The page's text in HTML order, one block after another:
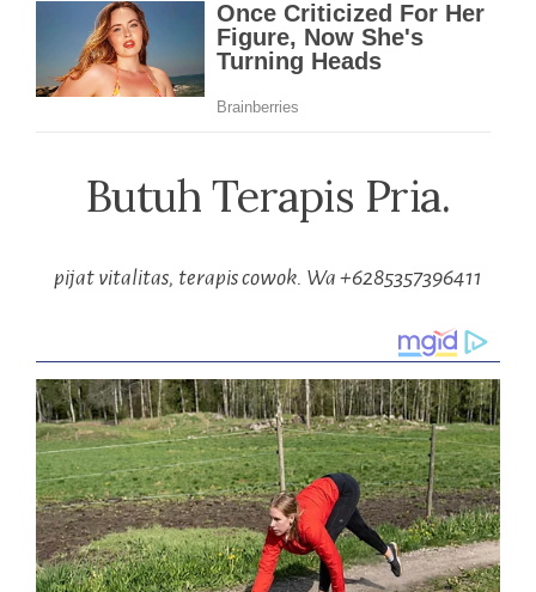
Butuh Terapis Pria.
pijat vitalitas, terapis cowok. Wa +6285357396411